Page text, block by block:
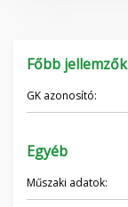
Főbb jellemzők
GK azonosító:
Egyéb
Műszaki adatok: